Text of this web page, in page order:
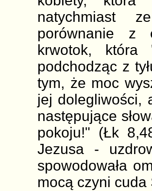
natychmiast
porównanie z
krwotok, która
podchodząc z
tym, że moc
jej dolegliwości,
następujące
pokoju!" (Łk
Jezusa -
spowodowała
mocą czyni cuda